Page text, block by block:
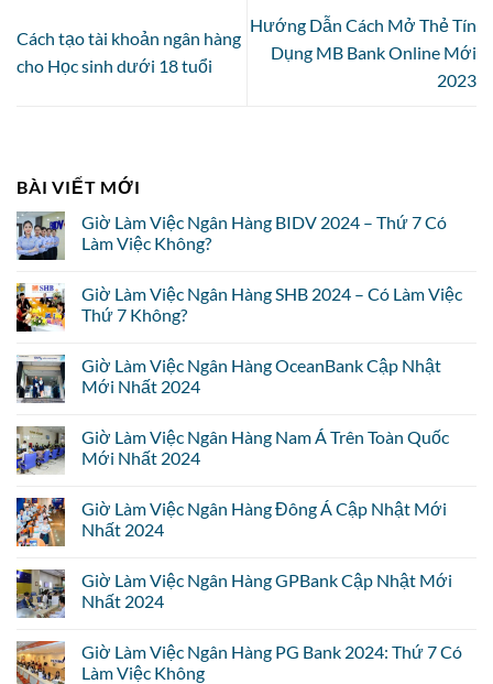
Cách tạo tài khoản ngân hàng
cho Học sinh dưới 18 tuổi
Hướng Dẫn Cách Mở Thẻ Tín
Dụng MB Bank Online Mới
2023
BÀI VIẾT MỚI
Giờ Làm Việc Ngân Hàng BIDV 2024 – Thứ 7 Có
Làm Việc Không?
Giờ Làm Việc Ngân Hàng SHB 2024 – Có Làm Việc
Thứ 7 Không?
Giờ Làm Việc Ngân Hàng OceanBank Cập Nhật
Mới Nhất 2024
Giờ Làm Việc Ngân Hàng Nam Á Trên Toàn Quốc
Mới Nhất 2024
Giờ Làm Việc Ngân Hàng Đông Á Cập Nhật Mới
Nhất 2024
Giờ Làm Việc Ngân Hàng GPBank Cập Nhật Mới
Nhất 2024
Giờ Làm Việc Ngân Hàng PG Bank 2024: Thứ 7 Có
Làm Việc Không